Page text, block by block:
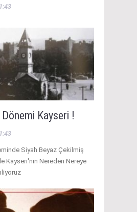
Kayseri !
Siyah Beyaz Çekilmiş
Kayseri'nin Nereden Nereye